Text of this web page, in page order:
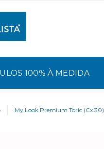
100% À MEDIDA
My Look Premium Toric (Cx 30)